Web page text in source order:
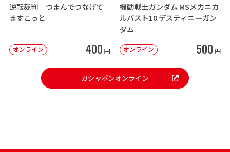
逆転裁判 つまんでつなげて
ますこっと
オンライン 400 円
機動戦士ガンダム MSメカニカ
ルバスト10 デスティニーガン
ダム
オンライン 500 円
ガシャポンオンライン